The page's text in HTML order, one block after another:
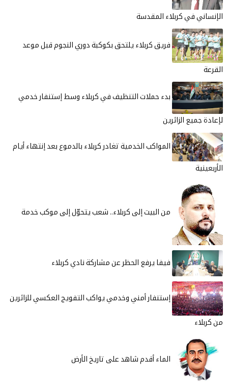
الإنساني في كربلاء المقدسة
فريق كربلاء يلتحق بكوكبة دوري النجوم قبل موعد
القرعة
بدء حملات التنظيف في كربلاء وسط إستنفار خدمي
لإعادة جميع الزائرين
المواكب الخدمية تغادر كربلاء بالدموع بعد إنتهاء أيام
الأربعينية
من البيت إلى كربلاء.. شعب يتحوّل إلى موكب خدمة
فيفا يرفع الحظر عن مشاركة نادي كربلاء
إستنفار أمني وخدمي يواكب التفويج العكسي للزائرين
من كربلاء
الماء أقدم شاهد على تاريخ الأرض